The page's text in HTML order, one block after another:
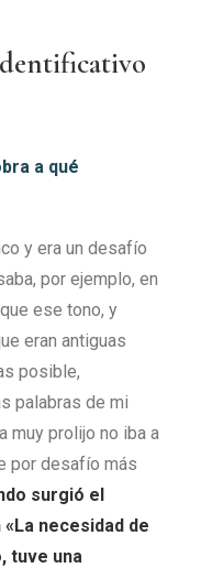
a qué
y era un desafío
por ejemplo, en
ese tono, y
eran antiguas
posible,
palabras de mi
muy prolijo no iba a
por desafío más
surgió el
«La necesidad de
tuve una